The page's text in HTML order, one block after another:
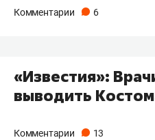
Комментарии 6
«Известия»:
выводить
Комментарии 13